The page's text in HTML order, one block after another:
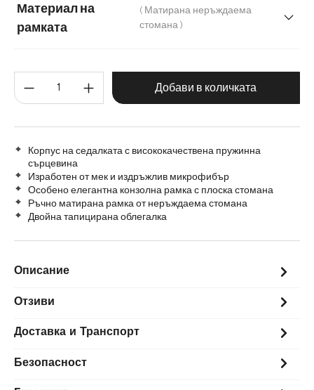
Материал на
рамката
( Матирана неръждаема
стомана )
Графитена неръждаема стомана Дъб
Количество на продукта:
Добави в количката
Корпус на седалката с висококачествена пружинна
сърцевина
Изработен от мек и издръжлив микрофибър
Особено елегантна конзолна рамка с плоска стомана
Ръчно матирана рамка от неръждаема стомана
Двойна тапицирана облегалка
Описание
Отзиви
Доставка и Транспорт
Безопасност